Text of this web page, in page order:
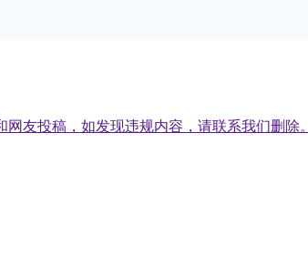
友投稿，如发现违规内容，请联系我们删除。